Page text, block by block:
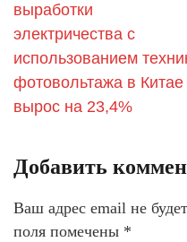
выработки
электричества с
использованием
фотовольтажа в Китае
вырос на 23,4%
Добавить
Ваш адрес email не
поля помечены *